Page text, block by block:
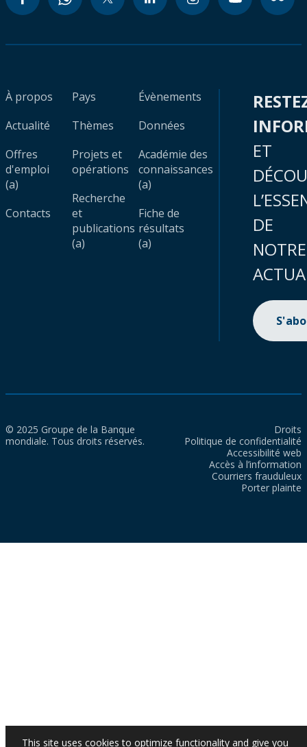
À propos
Actualité
Offres
d'emploi
(a)
Contacts
Pays
Thèmes
Projets et
opérations
Recherche
et
publications
(a)
Évènements
Données
Académie des
connaissances
(a)
Fiche de
résultats
(a)
ET
DE
NOTRE
© 2025 Groupe de la Banque
mondiale. Tous droits réservés.
Droits
Politique de confidentialité
Accessibilité web
Accès à l’information
Courriers frauduleux
Porter plainte
This site uses cookies to optimize functionality and give you